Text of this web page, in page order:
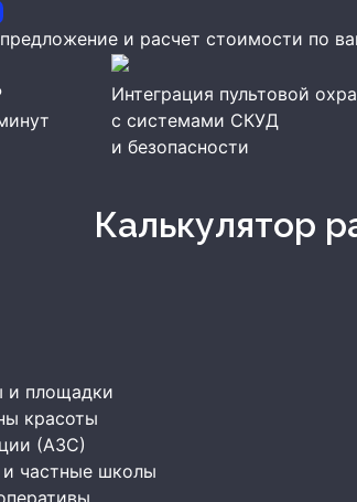
и расчет стоимости по
Интеграция пультовой
с системами СКУД
и безопасности
Калькулятор
и площадки
красоты
(АЗС)
частные школы